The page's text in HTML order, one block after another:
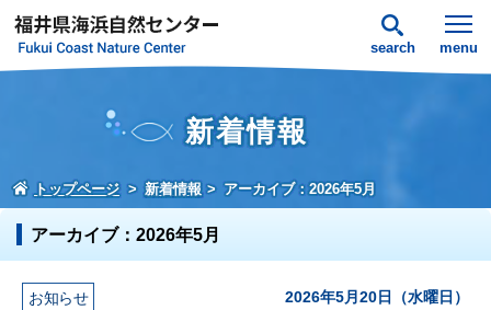
search menu
新着情報
トップページ 新着情報 アーカイブ：2026年5月
アーカイブ：2026年5月
お知らせ 2026年5月20日（水曜日）